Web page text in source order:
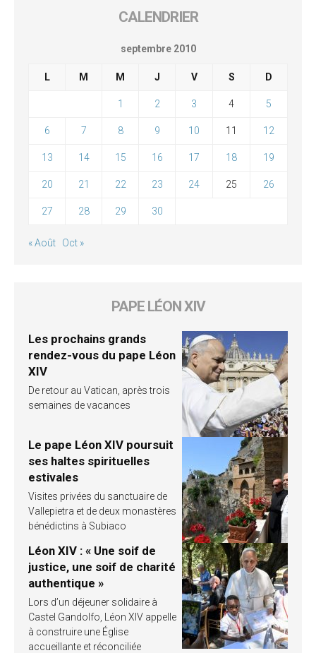
CALENDRIER
septembre 2010
L M M J V S D
1 2 3 4 5
6 7 8 9 10 11 12
13 14 15 16 17 18 19
20 21 22 23 24 25 26
27 28 29 30
« Août Oct »
PAPE LÉON XIV
Les prochains grands
rendez-vous du pape Léon
XIV
De retour au Vatican, après trois
semaines de vacances
Le pape Léon XIV poursuit
ses haltes spirituelles
estivales
Visites privées du sanctuaire de
Vallepietra et de deux monastères
bénédictins à Subiaco
Léon XIV : « Une soif de
justice, une soif de charité
authentique »
Lors d’un déjeuner solidaire à
Castel Gandolfo, Léon XIV appelle
à construire une Église
accueillante et réconciliée